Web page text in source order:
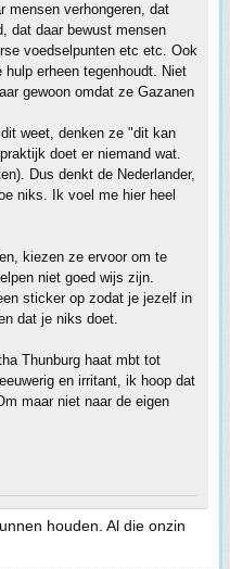
mensen verhongeren, dat
dat daar bewust mensen
voedselpunten etc etc. Ook
erheen tegenhoudt. Niet
gewoon omdat ze Gazanen
weet, denken ze "dit kan
doet er niemand wat.
Dus denkt de Nederlander,
niks. Ik voel me hier heel
kiezen ze ervoor om te
niet goed wijs zijn.
sticker op zodat je jezelf in
dat je niks doet.
Thunburg haat mbt tot
en irritant, ik hoop dat
maar niet naar de eigen
houden. Al die onzin